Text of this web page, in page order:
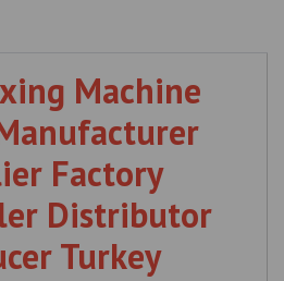
Machine
Factory
Distributor
Turkey